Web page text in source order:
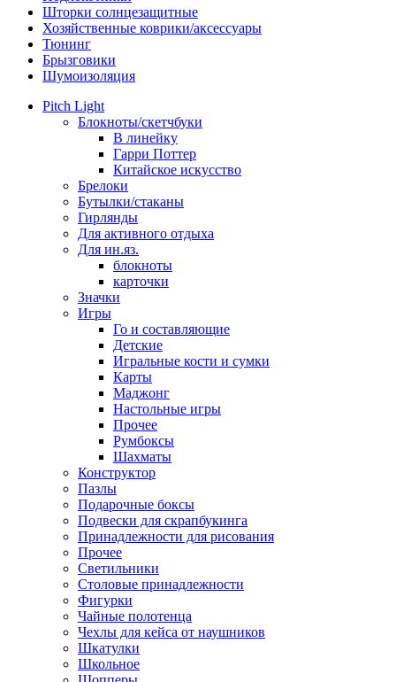
Шторки солнцезащитные
Хозяйственные коврики/аксессуары
Тюнинг
Брызговики
Шумоизоляция
Pitch Light
Блокноты/скетчбуки
В линейку
Гарри Поттер
Китайское искусство
Брелоки
Бутылки/стаканы
Гирлянды
Для активного отдыха
Для ин.яз.
блокноты
карточки
Значки
Игры
Го и составляющие
Детские
Игральные кости и сумки
Карты
Маджонг
Настольные игры
Прочее
Румбоксы
Шахматы
Конструктор
Пазлы
Подарочные боксы
Подвески для скрапбукинга
Принадлежности для рисования
Прочее
Светильники
Столовые принадлежности
Фигурки
Чайные полотенца
Чехлы для кейса от наушников
Шкатулки
Школьное